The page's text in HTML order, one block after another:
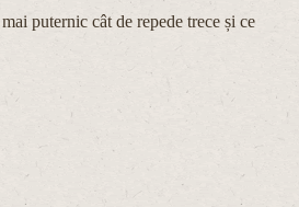
puternic cât de repede trece și ce